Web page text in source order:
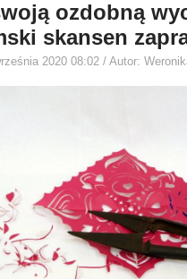
ozdobną
skansen
2020 08:02 / Autor: